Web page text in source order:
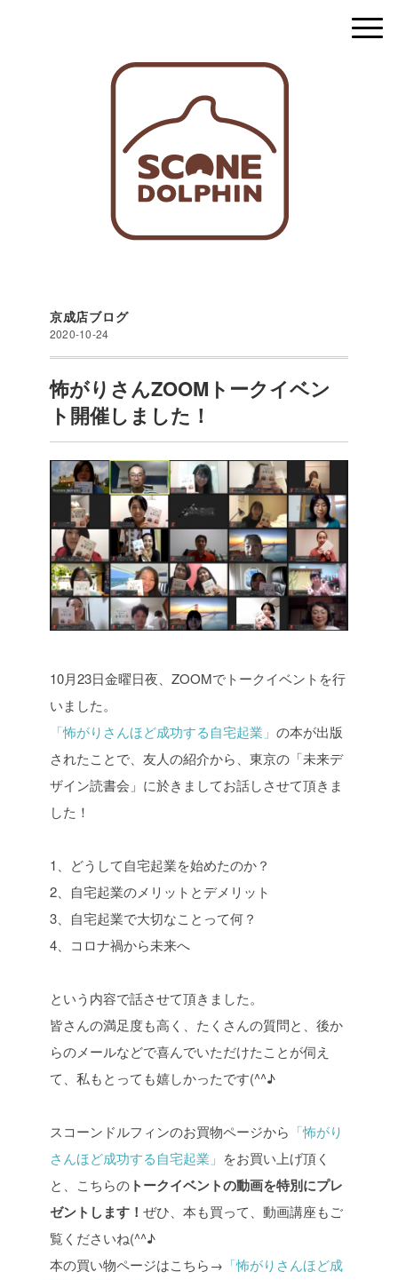
京成店ブログ
2020-10-24
怖がりさんZOOMトークイベン
ト開催しました！
10月23日金曜日夜、ZOOMでトークイベントを行
いました。
「怖がりさんほど成功する自宅起業」 の本が出版
されたことで、友人の紹介から、東京の「未来デ
ザイン読書会」に於きましてお話しさせて頂きま
した！
1、どうして自宅起業を始めたのか？
2、自宅起業のメリットとデメリット
3、自宅起業で大切なことって何？
4、コロナ禍から未来へ
という内容で話させて頂きました。
皆さんの満足度も高く、たくさんの質問と、後か
らのメールなどで喜んでいただけたことが伺え
て、私もとっても嬉しかったです(^^♪
スコーンドルフィンのお買物ページから 「怖がり
さんほど成功する自宅起業」 をお買い上げ頂く
と、こちらの トークイベントの動画を特別にプレ
ゼントします！ ぜひ、本も買って、動画講座もご
覧くださいね(^^♪
本の買い物ページはこちら→ 「怖がりさんほど成